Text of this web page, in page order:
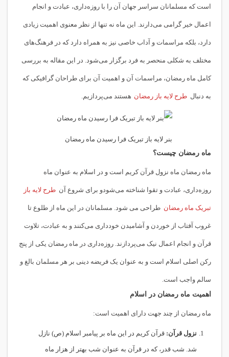
است که مسلمانان سراسر جهان آن را با روزه‌داری، عبادت و انجام
اعمال خیر گرامی می‌دارند. این ماه نه تنها از نظر معنوی اهمیت زیادی
دارد، بلکه مراسمات و آداب خاصی نیز به همراه دارد که در فرهنگ‌های
مختلف به شکلی منحصر به فرد برگزار می‌شود. در این مقاله به بررسی
کامل ماه رمضان، مراسمات آن و اهمیت آن برای طراحان گرافیکی که
به دنبال طرح لایه باز رمضان هستند می‌پردازیم.
بنر لایه باز تبریک فرا رسیدن ماه رمضان
ماه رمضان چیست؟
ماه رمضان ماه نزول قرآن کریم است و در اسلام به عنوان ماه
روزه‌داری، عبادت و تقوا شناخته می‌شودو برای شروع آن طرح لایه باز
تبریک ماه رمضان طراحی می شود. مسلمانان در این ماه از طلوع تا
غروب آفتاب از خوردن و آشامیدن خودداری می‌کنند و به عبادت، تلاوت
قرآن و انجام اعمال نیک می‌پردازند. روزه‌داری در ماه رمضان یکی از پنج
رکن اصلی اسلام است و به عنوان یک فریضه دینی بر هر مسلمان بالغ و
سالم واجب است.
اهمیت ماه رمضان در اسلام
ماه رمضان از چند جهت دارای اهمیت است:
نزول قرآن: قرآن کریم در این ماه بر پیامبر اسلام (ص) نازل
شد. شب قدر، که در قرآن به عنوان شب بهتر از هزار ماه